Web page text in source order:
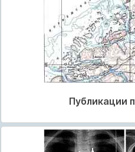
Публикации